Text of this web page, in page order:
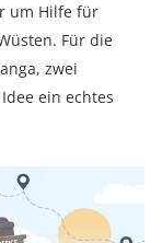
um Hilfe für
Für die
zwei
ein echtes